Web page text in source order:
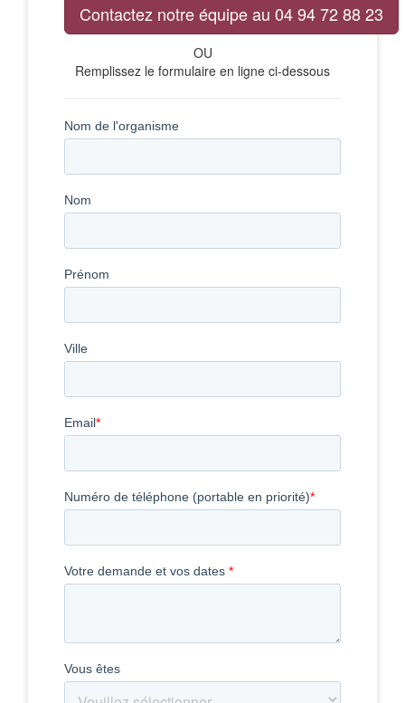
Contactez notre équipe au 04 94 72 88 23
OU
Remplissez le formulaire en ligne ci-dessous